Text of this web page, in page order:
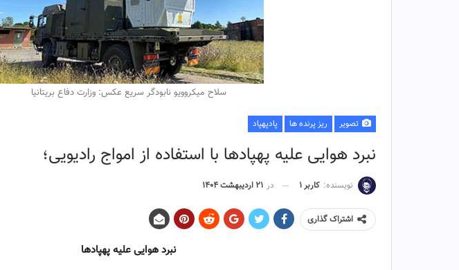
سلاح میکروویو نابودگر سریع عکس: وزارت دفاع بریتانیا
تصویر ریز پرنده ها پادپهپاد
نبرد هوایی علیه پهپادها با استفاده از امواج رادیویی؛
نویسنده: کاربر ۱ در ۲۱ اردیبهشت ۱۴۰۴
اشتراک گذاری
نبرد هوایی علیه پهپادها